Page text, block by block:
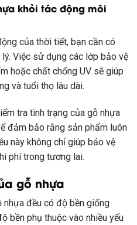
khỏi tác động môi
của thời tiết, bạn cần có
Việc sử dụng các lớp bảo vệ
hoặc chất chống UV sẽ giúp
và tuổi thọ lâu dài.
tra tình trạng của gỗ nhựa
đảm bảo rằng sản phẩm luôn
này không chỉ giúp bảo vệ
phí trong tương lai.
gỗ nhựa
đều có độ bền giống
bền phụ thuộc vào nhiều yếu